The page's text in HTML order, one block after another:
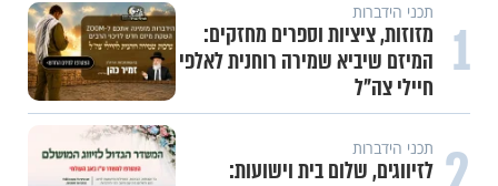
1 תכני הידברות
מזוזות, ציציות וספרים מחזקים:
המיזם שיביא שמירה רוחנית לאלפי
חיילי צה"ל
תכני הידברות
לזיווגים, שלום בית וישועות: